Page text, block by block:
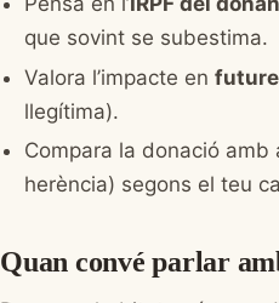
que sovint se subestima.
Valora l’impacte en
llegítima).
Compara la donació
herència) segons el teu
Quan convé parlar